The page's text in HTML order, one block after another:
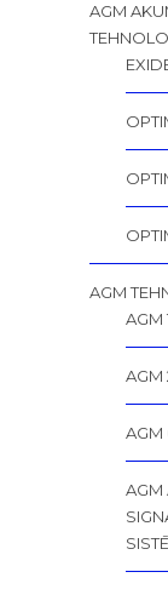
AGM
AGM
AGM
AGM
AGM
AGM